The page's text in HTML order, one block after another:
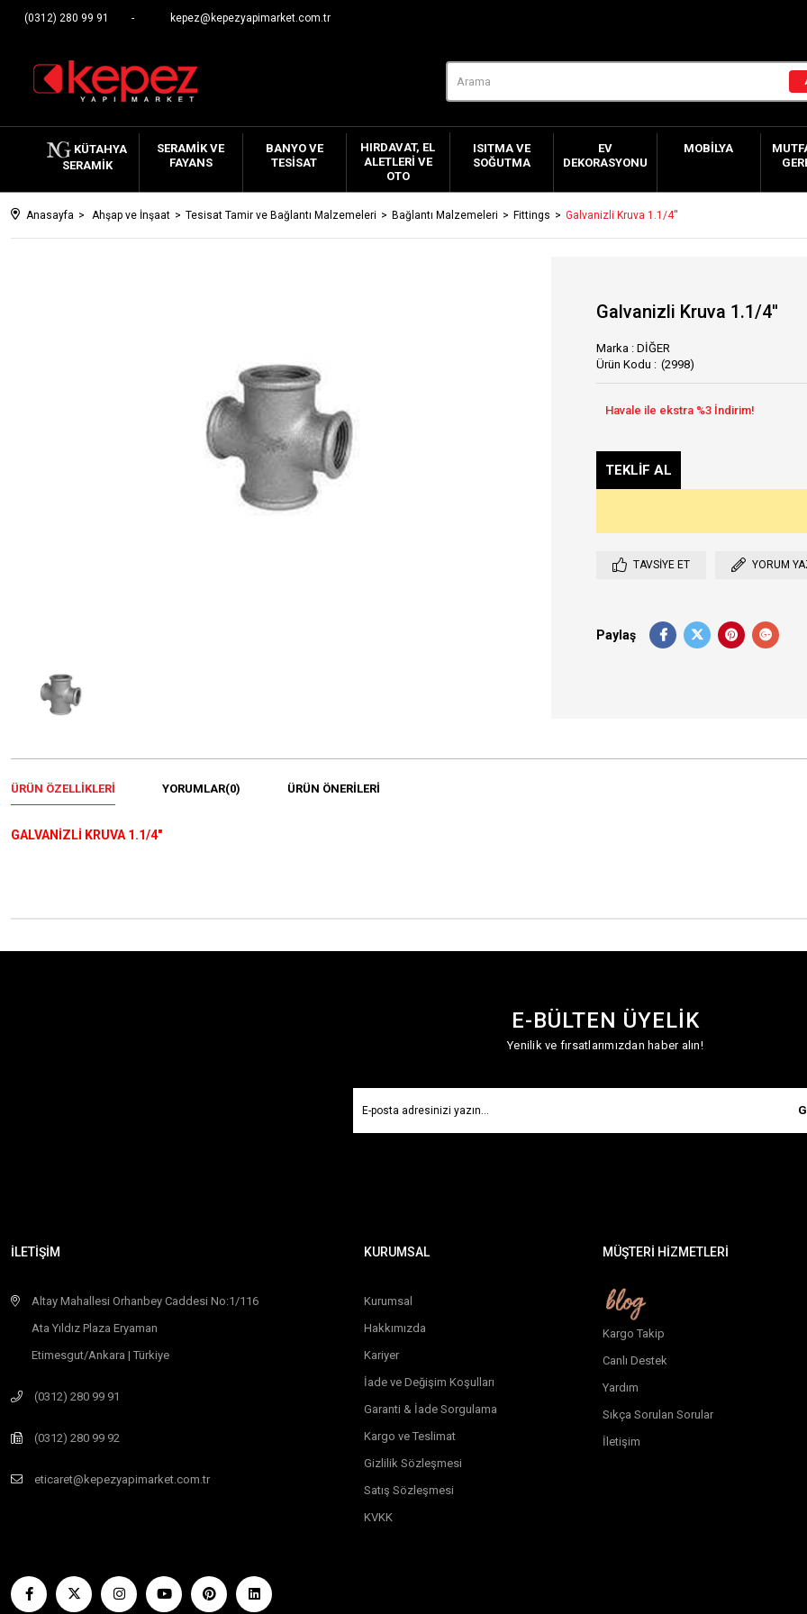
(0312) 280 99 91 kepez@kepezyapimarket.com.tr
KÜTAHYA
SERAMIK
SERAMIK VE
FAYANS
BANYO VE
TESISAT
HIRDAVAT, EL
ALETLERI VE
OTO
ISITMA VE
SOĞUTMA
EV
DEKORASYONU
MOBILYA
Anasayfa Ahşap ve İnşaat Tesisat Tamir ve Bağlantı Malzemeleri Bağlantı Malzemeleri Fittings Galvanizli Kruva 1.1/4''
Galvanizli Kruva 1.1/4''
Marka : DİĞER
(2998)
TAVSIYE ET YORUM
Paylaş
ÜRÜN ÖZELLIKLERI YORUMLAR(0) ÜRÜN ÖNERILERI
GALVANİZLİ KRUVA 1.1/4"
E-BÜLTEN ÜYELİK
Yenilik ve fırsatlarımızdan haber alın!
İLETİŞİM
Altay Mahallesi Orhanbey Caddesi No:1/116
Ata Yıldız Plaza Eryaman
Etimesgut/Ankara | Türkiye
(0312) 280 99 91
(0312) 280 99 92
eticaret@kepezyapimarket.com.tr
KURUMSAL
Kurumsal
Hakkımızda
Kariyer
İade ve Değişim Koşulları
Garanti & İade Sorgulama
Kargo ve Teslimat
Gizlilik Sözleşmesi
Satış Sözleşmesi
KVKK
MÜŞTERİ HİZMETLERİ
Kargo Takip
Canlı Destek
Yardım
Sıkça Sorulan Sorular
İletişim